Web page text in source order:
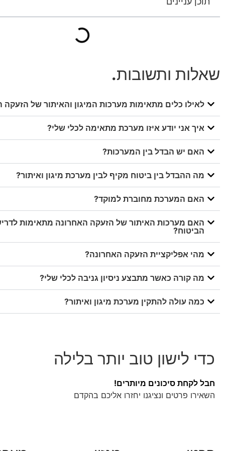
שאלות ותשובות.
לאילו כלים מתאימות מערכות המיגון והאיתור של הזעקה
איך אני יודע איזו מערכת מתאימה לכלי שלי?
האם יש הבדל בין המערכות?
מה ההבדל בין ביטוח מקיף לבין מערכת מיגון ואיתור?
האם המערכת מחוברת למוקד?
האם מערכות האיתור של הזעקה האחרונה מתאימות
הביטוח?
מהי אפליקציית הזעקה האחרונה?
מה קורה כאשר מתבצע ניסיון גניבה לכלי שלי?
כמה עולה להתקין מערכת מיגון ואיתור?
כדי לישון טוב יותר בלילה
חבל לקחת סיכונים מיותרים!
השאירו פרטים ונציגנו יחזרו אליכם בהקדם